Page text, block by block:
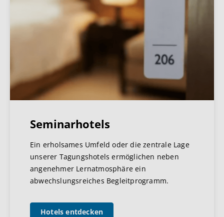
Seminarhotels
Ein erholsames Umfeld oder die zentrale Lage
unserer Tagungshotels ermöglichen neben
angenehmer Lernatmosphäre ein
abwechslungsreiches Begleitprogramm.
Hotels entdecken